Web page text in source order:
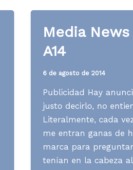
A15
Media News
A14
6 de agosto de 2014
Publicidad Hay
justo decirlo, no
Literalmente, cada
me entran ganas de
marca para
tenían en la cabeza